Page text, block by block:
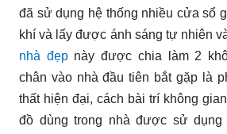
đã sử dụng hệ thống nhiều cửa sổ
khí và lấy được ánh sáng tự nhiên
nhà đẹpnày được chia làm 2
chân vào nhà đầu tiên bắt gặp là
thất hiện đại, cách bài trí không
đồ dùng trong nhà được sử dụng